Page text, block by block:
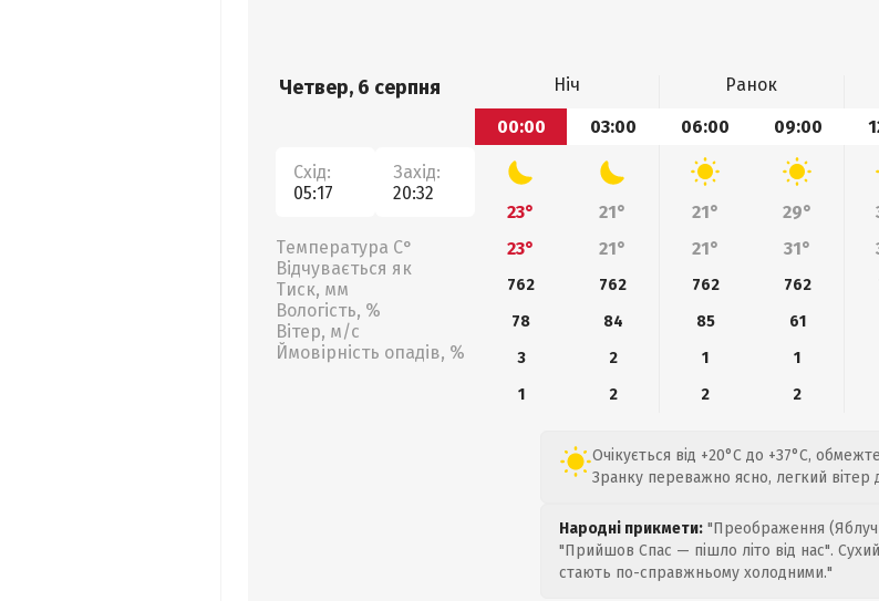
Четвер, 6 серпня
Схід:
05:17
Захід:
20:32
Температура С°
Відчувається як
Тиск, мм
Вологість, %
Вітер, м/с
Ймовірність опадів, %
Ніч Ранок
00:00
03:00 06:00 09:00
23° 21° 21° 29°
23°
21° 21° 31°
762 762 762 762
78
84 85 61
3
2 1 1
1
2 2 2
Очікується від +20°C до +37°C,
Зранку переважно ясно, легкий вітер
Народні прикмети: "Преображення
"Прийшов Спас — пішло літо від нас".
стають по-справжньому холодними."